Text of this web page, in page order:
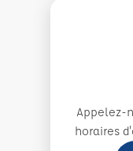
Appelez-
horaires